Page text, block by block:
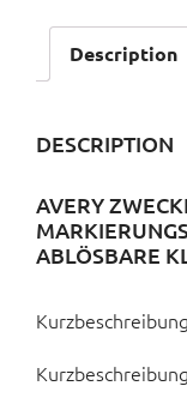
Description
DESCRIPTION
AVERY
ABLÖSBARE
Kurzbeschreibung